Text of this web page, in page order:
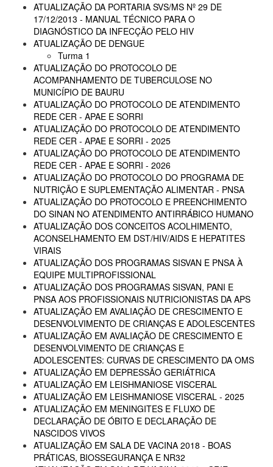
ATUALIZAÇÃO DA PORTARIA SVS/MS Nº 29 DE
17/12/2013 - MANUAL TÉCNICO PARA O
DIAGNÓSTICO DA INFECÇÃO PELO HIV
ATUALIZAÇÃO DE DENGUE
Turma 1
ATUALIZAÇÃO DO PROTOCOLO DE
ACOMPANHAMENTO DE TUBERCULOSE NO
MUNICÍPIO DE BAURU
ATUALIZAÇÃO DO PROTOCOLO DE ATENDIMENTO
REDE CER - APAE E SORRI
ATUALIZAÇÃO DO PROTOCOLO DE ATENDIMENTO
REDE CER - APAE E SORRI - 2025
ATUALIZAÇÃO DO PROTOCOLO DE ATENDIMENTO
REDE CER - APAE E SORRI - 2026
ATUALIZAÇÃO DO PROTOCOLO DO PROGRAMA DE
NUTRIÇÃO E SUPLEMENTAÇÃO ALIMENTAR - PNSA
ATUALIZAÇÃO DO PROTOCOLO E PREENCHIMENTO
DO SINAN NO ATENDIMENTO ANTIRRÁBICO HUMANO
ATUALIZAÇÃO DOS CONCEITOS ACOLHIMENTO,
ACONSELHAMENTO EM DST/HIV/AIDS E HEPATITES
VIRAIS
ATUALIZAÇÃO DOS PROGRAMAS SISVAN E PNSA À
EQUIPE MULTIPROFISSIONAL
ATUALIZAÇÃO DOS PROGRAMAS SISVAN, PANI E
PNSA AOS PROFISSIONAIS NUTRICIONISTAS DA APS
ATUALIZAÇÃO EM AVALIAÇÃO DE CRESCIMENTO E
DESENVOLVIMENTO DE CRIANÇAS E ADOLESCENTES
ATUALIZAÇÃO EM AVALIAÇÃO DE CRESCIMENTO E
DESENVOLVIMENTO DE CRIANÇAS E
ADOLESCENTES: CURVAS DE CRESCIMENTO DA OMS
ATUALIZAÇÃO EM DEPRESSÃO GERIÁTRICA
ATUALIZAÇÃO EM LEISHMANIOSE VISCERAL
ATUALIZAÇÃO EM LEISHMANIOSE VISCERAL - 2025
ATUALIZAÇÃO EM MENINGITES E FLUXO DE
DECLARAÇÃO DE ÓBITO E DECLARAÇÃO DE
NASCIDOS VIVOS
ATUALIZAÇÃO EM SALA DE VACINA 2018 - BOAS
PRÁTICAS, BIOSSEGURANÇA E NR32